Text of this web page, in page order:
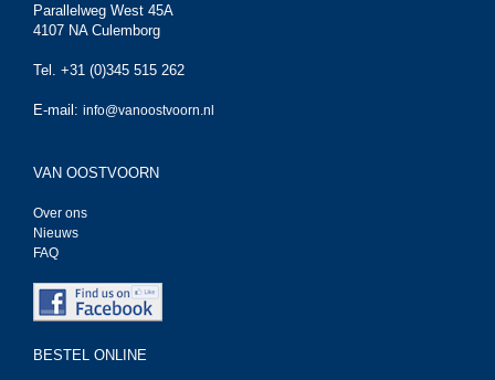
Parallelweg West 45A
4107 NA Culemborg
Tel. +31 (0)345 515 262
E-mail: info@vanoostvoorn.nl
VAN OOSTVOORN
Over ons
Nieuws
FAQ
BESTEL ONLINE